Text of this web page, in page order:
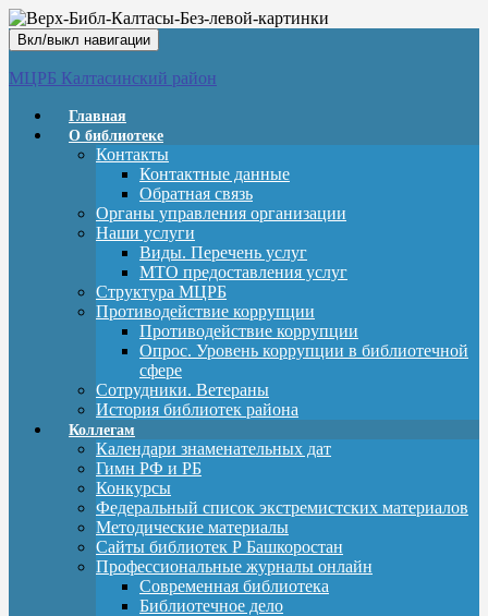
Вкл/выкл навигации
МЦРБ Калтасинский район
Главная
О библиотеке
Контакты
Контактные данные
Обратная связь
Органы управления организации
Наши услуги
Виды. Перечень услуг
МТО предоставления услуг
Структура МЦРБ
Противодействие коррупции
Противодействие коррупции
Опрос. Уровень коррупции в библиотечной
сфере
Сотрудники. Ветераны
История библиотек района
Коллегам
Календари знаменательных дат
Гимн РФ и РБ
Конкурсы
Федеральный список экстремистских материалов
Методические материалы
Сайты библиотек Р Башкоростан
Профессиональные журналы онлайн
Современная библиотека
Библиотечное дело